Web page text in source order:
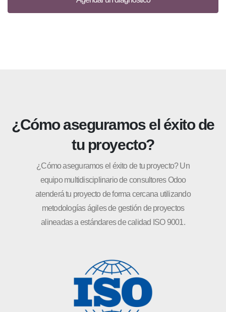
¿Cómo aseguramos el éxito de
tu proyecto?
¿Cómo aseguramos el éxito de tu proyecto? Un
equipo multidisciplinario de consultores Odoo
atenderá tu proyecto de forma cercana utilizando
metodologías ágiles de gestión de proyectos
alineadas a estándares de calidad ISO 9001.